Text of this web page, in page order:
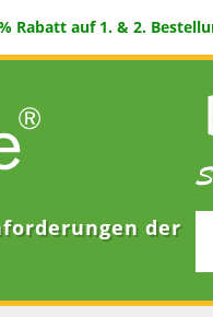
Rabatt auf 1. & 2.
der